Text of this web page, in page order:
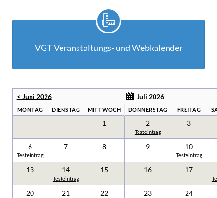
VGT Veranstaltungs- und Webkalender
< Juni 2026 Juli 2026
MONTAG DIENSTAG MITTWOCH DONNERSTAG FREITAG
1 2
Testeintrag
3
6
Testeintrag
7 8 9 10
Testeintrag
13 14
Testeintrag
15 16 17
20 21 22 23 24